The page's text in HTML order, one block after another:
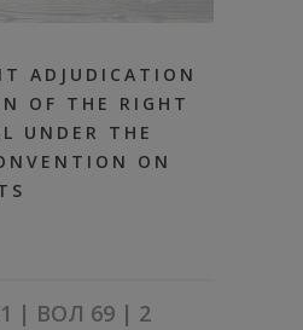
ADJUDICATION
OF THE RIGHT
UNDER THE
ON
| ВОЛ 69 | 2